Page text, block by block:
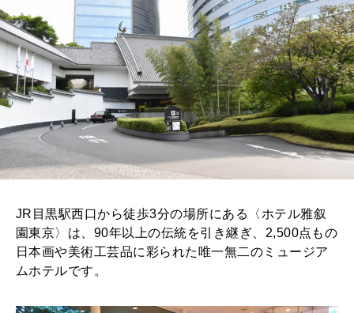
JR目黒駅西口から徒歩3分の場所にある〈ホテル雅叙
園東京〉は、90年以上の伝統を引き継ぎ、2,500点もの
日本画や美術工芸品に彩られた唯一無二のミュージア
ムホテルです。